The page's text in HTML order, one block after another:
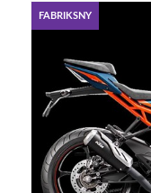
FABRIKSNY